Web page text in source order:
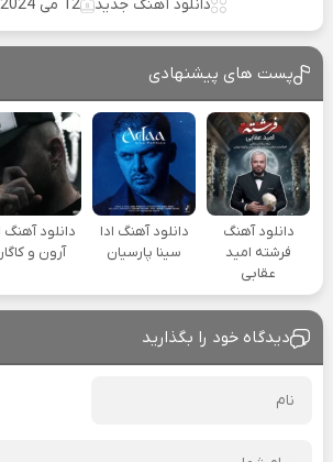
دانلود آهنگ جدید 12 می 2024
پست های پیشنهادی
دانلود آهنگ
فرشته امید
عقابی
دانلود آهنگ ادا
سینا پارسیان
دانلود آهنگ
آرون و
دیدگاه خود را بگذارید